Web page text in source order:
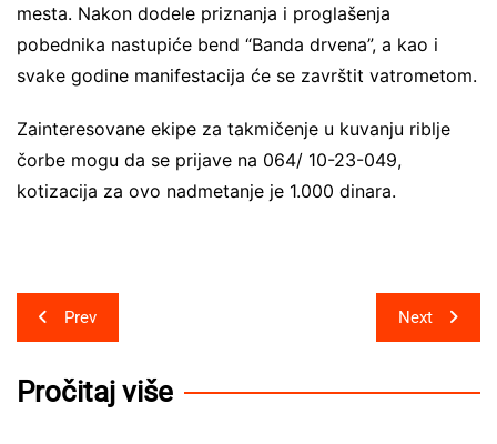
mesta. Nakon dodele priznanja i proglašenja
pobednika nastupiće bend “Banda drvena”, a kao i
svake godine manifestacija će se završtit vatrometom.
Zainteresovane ekipe za takmičenje u kuvanju riblje
čorbe mogu da se prijave na 064/ 10-23-049,
kotizacija za ovo nadmetanje je 1.000 dinara.
Post
navigation
Prev Next
Pročitaj više